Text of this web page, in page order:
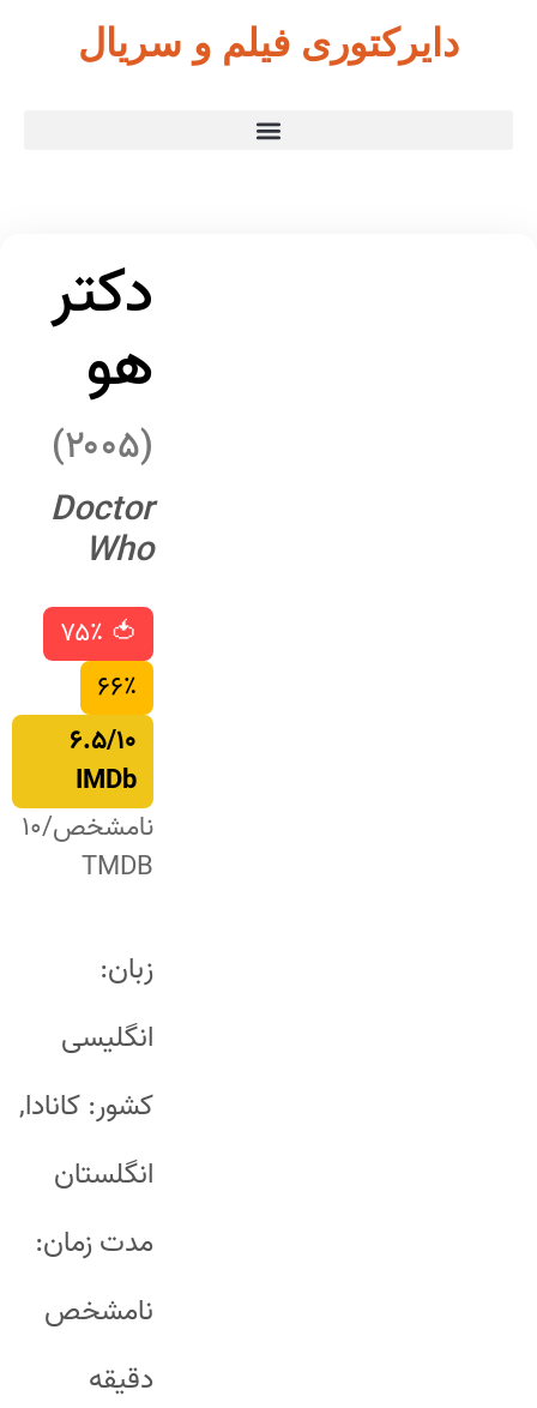
دایرکتوری فیلم و سریال
دکتر
هو
Doctor
Who
🍅 ۷۵٪
۶۶٪
۶.۵/۱۰
IMDb
نامشخص/۱۰
TMDB
زبان:
انگلیسی
کشور: کانادا,
انگلستان
مدت زمان:
نامشخص
دقیقه